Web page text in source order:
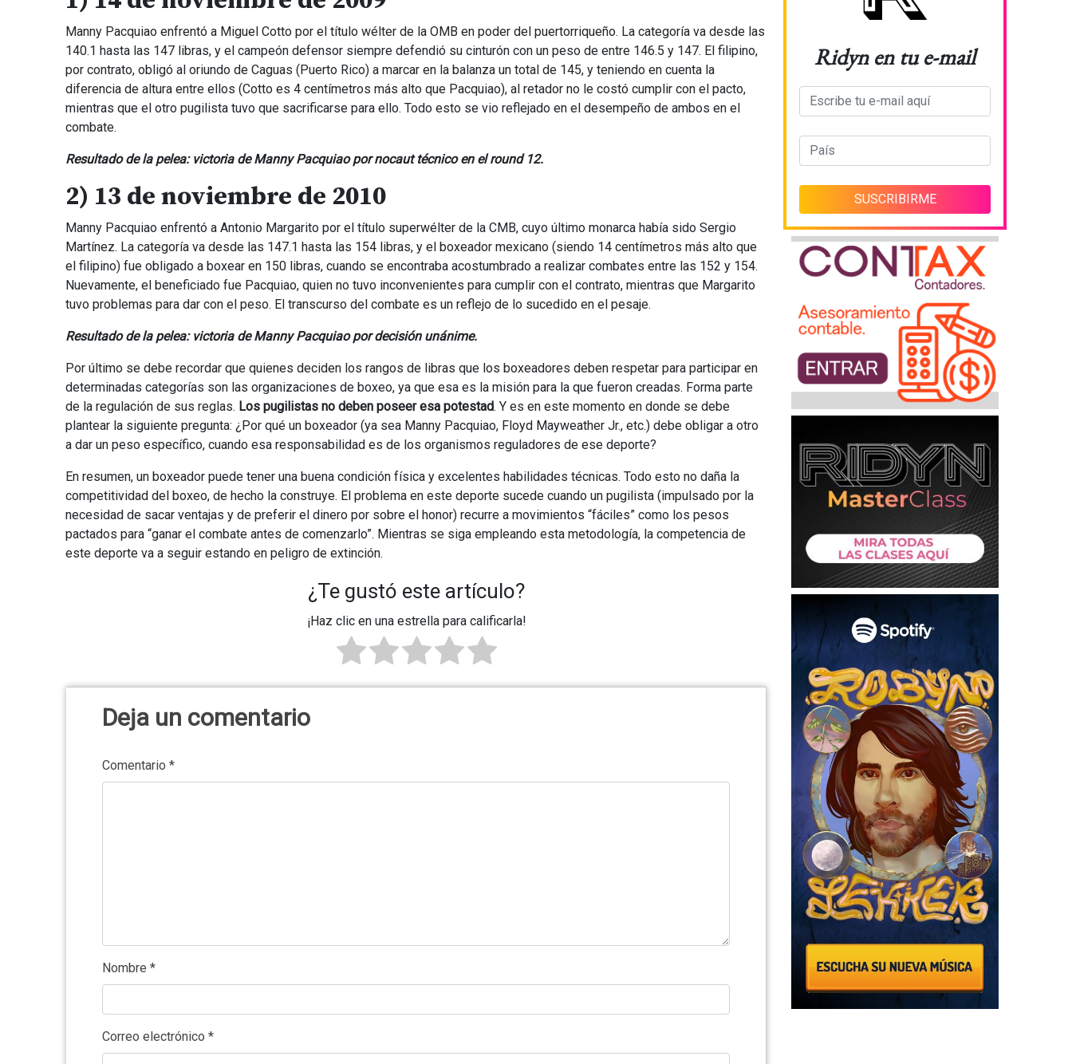
Manny Pacquiao enfrentó a Miguel Cotto por el título wélter de la OMB en poder del puertorriqueño. La categoría va desde las
140.1 hasta las 147 libras, y el campeón defensor siempre defendió su cinturón con un peso de entre 146.5 y 147. El filipino,
por contrato, obligó al oriundo de Caguas (Puerto Rico) a marcar en la balanza un total de 145, y teniendo en cuenta la
diferencia de altura entre ellos (Cotto es 4 centímetros más alto que Pacquiao), al retador no le costó cumplir con el pacto,
mientras que el otro pugilista tuvo que sacrificarse para ello. Todo esto se vio reflejado en el desempeño de ambos en el
combate.
Resultado de la pelea: victoria de Manny Pacquiao por nocaut técnico en el round 12.
2) 13 de noviembre de 2010
Manny Pacquiao enfrentó a Antonio Margarito por el título superwélter de la CMB, cuyo último monarca había sido Sergio
Martínez. La categoría va desde las 147.1 hasta las 154 libras, y el boxeador mexicano (siendo 14 centímetros más alto que
el filipino) fue obligado a boxear en 150 libras, cuando se encontraba acostumbrado a realizar combates entre las 152 y 154.
Nuevamente, el beneficiado fue Pacquiao, quien no tuvo inconvenientes para cumplir con el contrato, mientras que Margarito
tuvo problemas para dar con el peso. El transcurso del combate es un reflejo de lo sucedido en el pesaje.
Resultado de la pelea: victoria de Manny Pacquiao por decisión unánime.
Por último se debe recordar que quienes deciden los rangos de libras que los boxeadores deben respetar para participar en
determinadas categorías son las organizaciones de boxeo, ya que esa es la misión para la que fueron creadas. Forma parte
de la regulación de sus reglas. Los pugilistas no deben poseer esa potestad. Y es en este momento en donde se debe
plantear la siguiente pregunta: ¿Por qué un boxeador (ya sea Manny Pacquiao, Floyd Mayweather Jr., etc.) debe obligar a otro
a dar un peso específico, cuando esa responsabilidad es de los organismos reguladores de ese deporte?
En resumen, un boxeador puede tener una buena condición física y excelentes habilidades técnicas. Todo esto no daña la
competitividad del boxeo, de hecho la construye. El problema en este deporte sucede cuando un pugilista (impulsado por la
necesidad de sacar ventajas y de preferir el dinero por sobre el honor) recurre a movimientos “fáciles” como los pesos
pactados para “ganar el combate antes de comenzarlo”. Mientras se siga empleando esta metodología, la competencia de
este deporte va a seguir estando en peligro de extinción.
¿Te gustó este artículo?
¡Haz clic en una estrella para calificarla!
Deja un comentario
Comentario *
Nombre *
Correo electrónico *
Ridyn en tu e-mail